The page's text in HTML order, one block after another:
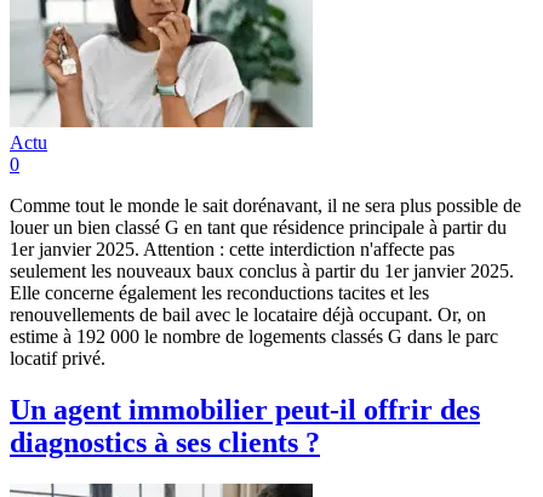
Actu
0
Comme tout le monde le sait dorénavant, il ne sera plus possible de
louer un bien classé G en tant que résidence principale à partir du
1er janvier 2025. Attention : cette interdiction n'affecte pas
seulement les nouveaux baux conclus à partir du 1er janvier 2025.
Elle concerne également les reconductions tacites et les
renouvellements de bail avec le locataire déjà occupant. Or, on
estime à 192 000 le nombre de logements classés G dans le parc
locatif privé.
Un agent immobilier peut-il offrir des
diagnostics à ses clients ?